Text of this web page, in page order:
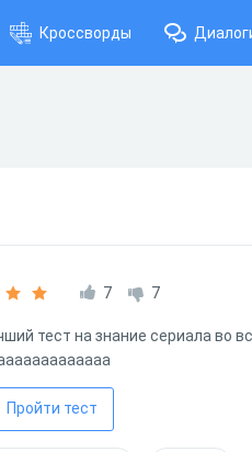
Кроссворды
7 7
тест на знание сериала во
Пройти тест